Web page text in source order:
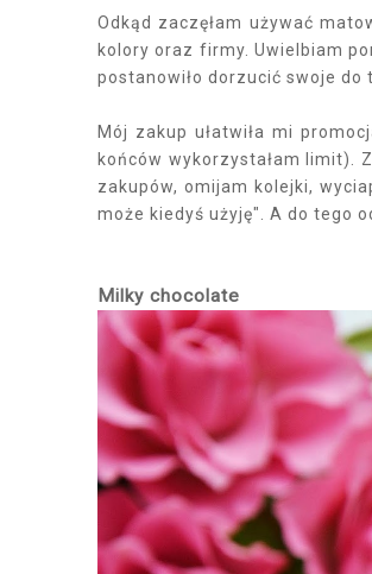
Odkąd zaczęłam używać
kolory oraz firmy. Uwielbiam
postanowiło dorzucić swoje do
Mój zakup ułatwiła mi
końców wykorzystałam limit).
zakupów, omijam kolejki,
może kiedyś użyję". A do tego
Milky chocolate